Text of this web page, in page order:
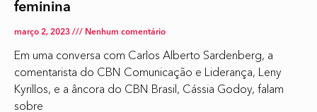
feminina
março 2, 2023 Nenhum comentário
Em uma conversa com Carlos Alberto Sardenberg, a
comentarista do CBN Comunicação e Liderança, Leny
Kyrillos, e a âncora do CBN Brasil, Cássia Godoy, falam
sobre